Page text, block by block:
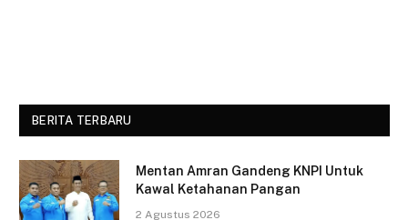
BERITA TERBARU
Mentan Amran Gandeng KNPI Untuk
Kawal Ketahanan Pangan
2 Agustus 2026